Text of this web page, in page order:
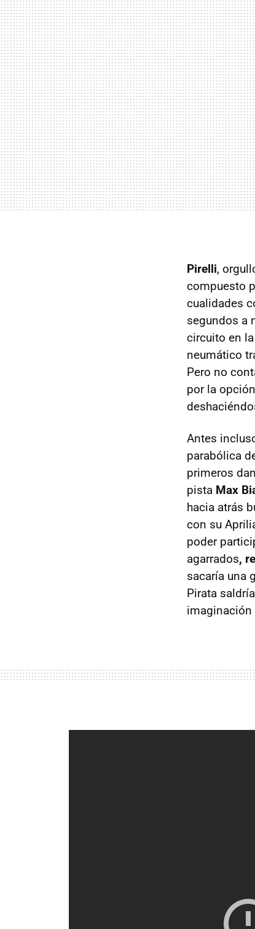
Pirelli,
compuesto
cualidades
segundos a
circuito en
neumático
Pero no
por la
Antes
parabólica
primeros
pista Max
hacia atrás
con su
poder
agarrados,
sacaría una
Pirata
imaginación